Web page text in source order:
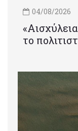
04/08/2026
το